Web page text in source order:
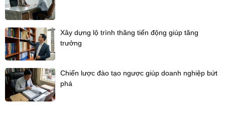
Xây dựng lộ trình thăng tiến động giúp tăng
trưởng
Chiến lược đào tạo ngược giúp doanh nghiệp bứt
phá